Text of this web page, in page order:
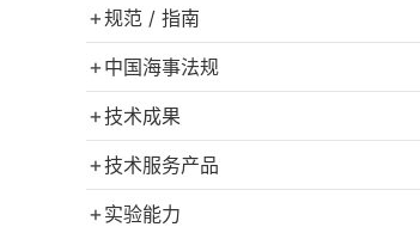
+规范 / 指南
+ 中国海事法规
+技术成果
+技术服务产品
+ 实验能力